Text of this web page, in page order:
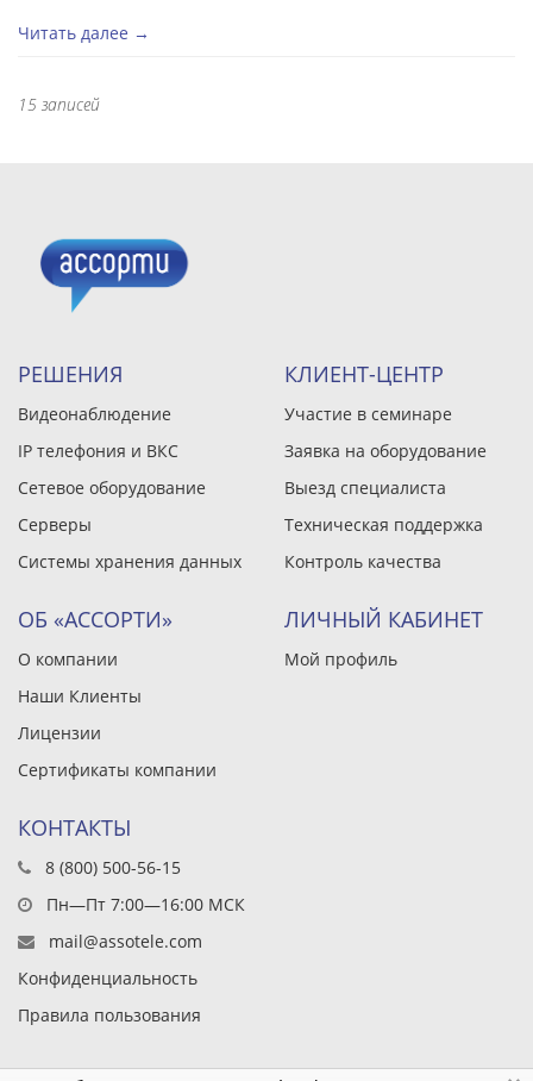
Читать далее →
15 записей
РЕШЕНИЯ
Видеонаблюдение
IP телефония и ВКС
Сетевое оборудование
Серверы
Системы хранения данных
КЛИЕНТ-ЦЕНТР
Участие в семинаре
Заявка на оборудование
Выезд специалиста
Техническая поддержка
Контроль качества
ОБ «АССОРТИ»
О компании
Наши Клиенты
Лицензии
Сертификаты компании
ЛИЧНЫЙ КАБИНЕТ
Мой профиль
КОНТАКТЫ
8 (800) 500-56-15
Пн—Пт 7:00—16:00 МСК
mail@assotele.com
Конфиденциальность
Правила пользования